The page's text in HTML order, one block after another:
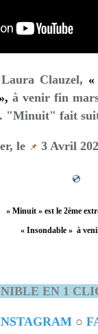
Clauzel,
à venir fin
"Minuit" fait
le 📌 3 Avril
💿
« Minuit » est le 2ème
« Insondable » à
EN 1
○